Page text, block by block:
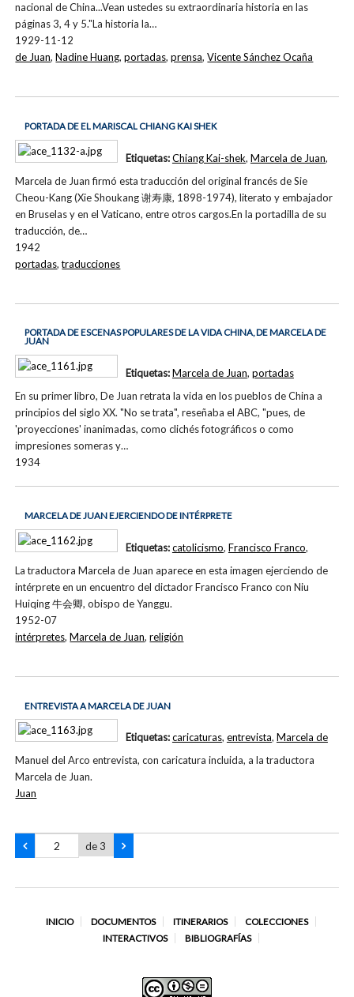
nacional de China...Vean ustedes su extraordinaria historia en las
páginas 3, 4 y 5."La historia la…
1929-11-12
de Juan,Nadine Huang,portadas,prensa,Vicente Sánchez Ocaña
PORTADA DE EL MARISCAL CHIANG KAI SHEK
Marcela de Juan firmó esta traducción del original francés de Sie
Cheou-Kang (Xie Shoukang 谢寿康, 1898-1974), literato y embajador
en Bruselas y en el Vaticano, entre otros cargos.En la portadilla de su
traducción, de…
1942
Etiquetas:Chiang Kai-shek, Marcela de Juan,
portadas,traducciones
PORTADA DE ESCENAS POPULARES DE LA VIDA CHINA, DE MARCELA DE
JUAN
En su primer libro, De Juan retrata la vida en los pueblos de China a
principios del siglo XX. "No se trata", reseñaba el ABC, "pues, de
'proyecciones' inanimadas, como clichés fotográficos o como
impresiones someras y…
1934
Etiquetas:Marcela de Juan, portadas
MARCELA DE JUAN EJERCIENDO DE INTÉRPRETE
La traductora Marcela de Juan aparece en esta imagen ejerciendo de
intérprete en un encuentro del dictador Francisco Franco con Niu
Huiqing 牛会卿, obispo de Yanggu.
1952-07
Etiquetas:catolicismo, Francisco Franco,
intérpretes,Marcela de Juan,religión
ENTREVISTA A MARCELA DE JUAN
Manuel del Arco entrevista, con caricatura incluida, a la traductora
Marcela de Juan.
Etiquetas:caricaturas, entrevista, Marcela de
Juan
de 3
INICIO DOCUMENTOS ITINERARIOS
COLECCIONES
INTERACTIVOS
BIBLIOGRAFÍAS